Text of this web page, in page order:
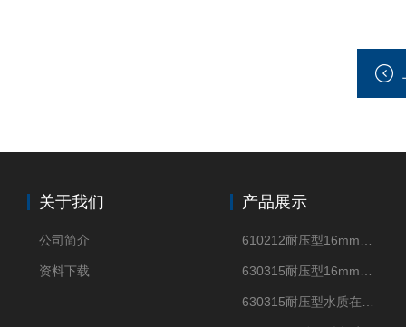
关于我们
公司简介
资料下载
产品展示